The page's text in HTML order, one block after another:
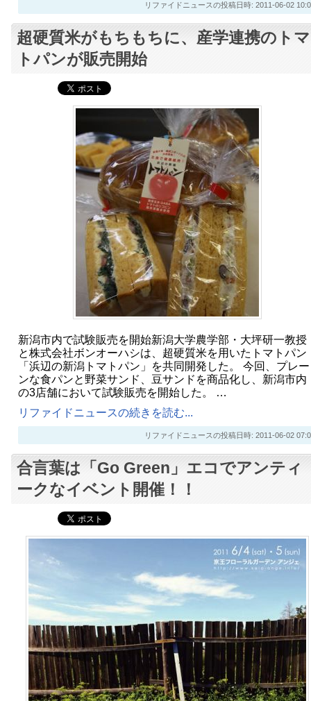
リファイドニュースの投稿日時: 2011-06-02
超硬質米がもちもちに、産学連携のトマ
トパンが販売開始
新潟市内で試験販売を開始新潟大学農学部・大坪研一教授
と株式会社ボンオーハシは、超硬質米を用いたトマトパン
「浜辺の新潟トマトパン」を共同開発した。 今回、プレー
ンな食パンと野菜サンド、豆サンドを商品化し、新潟市内
の3店舗において試験販売を開始した。 …
リファイドニュースの続きを読む...
リファイドニュースの投稿日時: 2011-06-02
合言葉は「Go Green」エコでアンティ
ークなイベント開催！！